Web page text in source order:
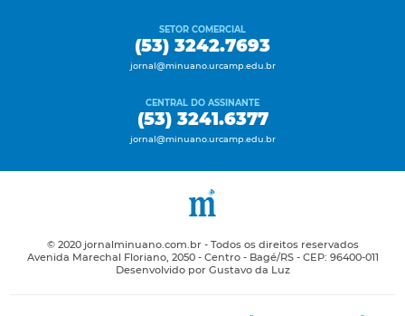
SETOR COMERCIAL
(53) 3242.7693
jornal@minuano.urcamp.edu.br
CENTRAL DO ASSINANTE
(53) 3241.6377
jornal@minuano.urcamp.edu.br
© 2020 jornalminuano.com.br - Todos os direitos reservados
Avenida Marechal Floriano, 2050 - Centro - Bagé/RS - CEP: 96400-011
Desenvolvido por Gustavo da Luz